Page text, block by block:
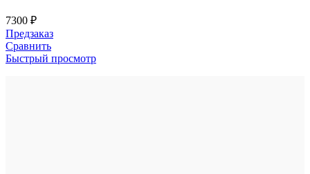
7300 ₽
Предзаказ
Сравнить
Быстрый просмотр